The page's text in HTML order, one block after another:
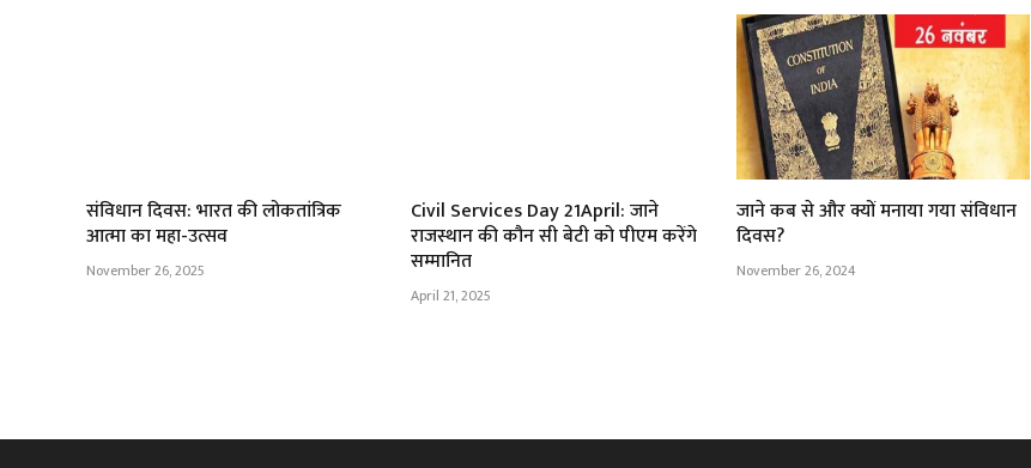
संविधान दिवस: भारत की लोकतांत्रिक
आत्मा का महा-उत्सव
November 26, 2025
Civil Services Day 21April: जाने
राजस्थान की कौन सी बेटी को पीएम करेंगे
सम्मानित
April 21, 2025
जाने कब से और क्यों मनाया गया संविधान
दिवस?
November 26, 2024